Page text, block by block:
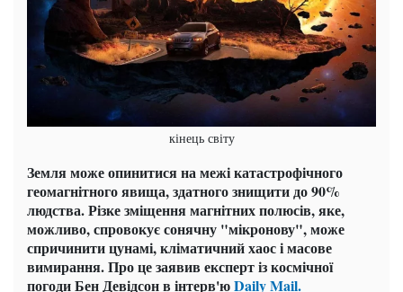
кінець світу
Земля може опинитися на межі катастрофічного
геомагнітного явища, здатного знищити до 90%
людства. Різке зміщення магнітних полюсів, яке,
можливо, спровокує сонячну "мікронову", може
спричинити цунамі, кліматичний хаос і масове
вимирання. Про це заявив експерт із космічної
погоди Бен Девідсон в інтерв'юDaily Mail.